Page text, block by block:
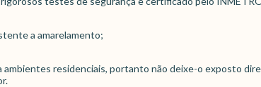
a amarelamento;
ambientes residenciais, portanto não deixe-o exposto